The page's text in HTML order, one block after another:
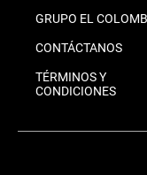
GRUPO EL
CONTÁCTANOS
TÉRMINOS Y
CONDICIONES